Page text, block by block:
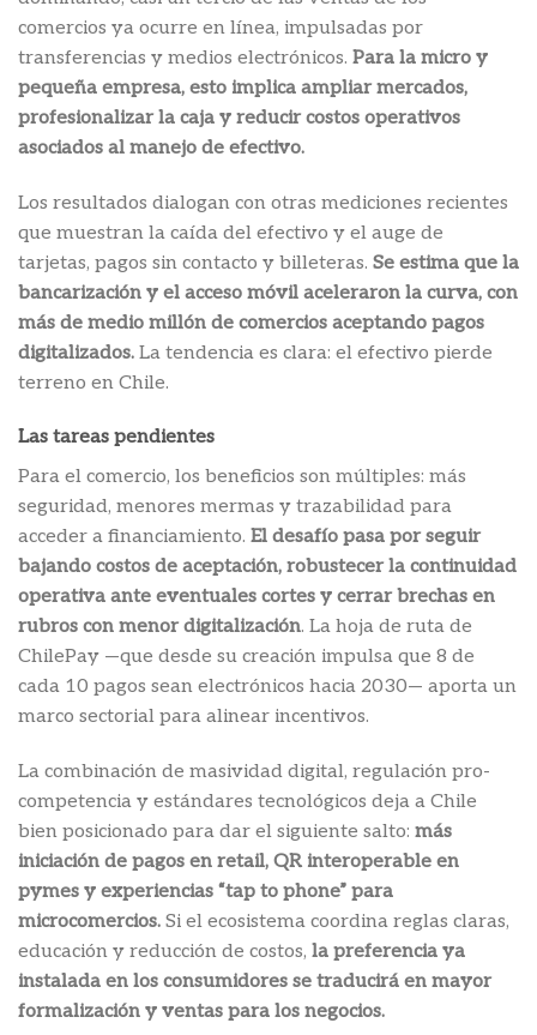
comercios ya ocurre en línea, impulsadas por
transferencias y medios electrónicos. Para la micro y
pequeña empresa, esto implica ampliar mercados,
profesionalizar la caja y reducir costos operativos
asociados al manejo de efectivo.
Los resultados dialogan con otras mediciones recientes
que muestran la caída del efectivo y el auge de
tarjetas, pagos sin contacto y billeteras. Se estima que la
bancarización y el acceso móvil aceleraron la curva, con
más de medio millón de comercios aceptando pagos
digitalizados. La tendencia es clara: el efectivo pierde
terreno en Chile.
Las tareas pendientes
Para el comercio, los beneficios son múltiples: más
seguridad, menores mermas y trazabilidad para
acceder a financiamiento. El desafío pasa por seguir
bajando costos de aceptación, robustecer la continuidad
operativa ante eventuales cortes y cerrar brechas en
rubros con menor digitalización. La hoja de ruta de
ChilePay —que desde su creación impulsa que 8 de
cada 10 pagos sean electrónicos hacia 2030— aporta un
marco sectorial para alinear incentivos.
La combinación de masividad digital, regulación pro-
competencia y estándares tecnológicos deja a Chile
bien posicionado para dar el siguiente salto: más
iniciación de pagos en retail, QR interoperable en
pymes y experiencias “tap to phone” para
microcomercios. Si el ecosistema coordina reglas claras,
educación y reducción de costos, la preferencia ya
instalada en los consumidores se traducirá en mayor
formalización y ventas para los negocios.